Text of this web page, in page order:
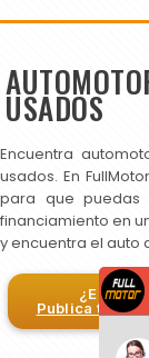
USADOS
Encuentra
usados. En
para que puedas
financiamiento en
y encuentra el auto
¿Eres
Publica tus